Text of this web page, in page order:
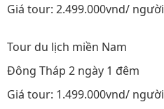
Giá tour: 2.499.000vnd/ người
Tour du lịch miền Nam
Đông Tháp 2 ngày 1 đêm
Giá tour: 1.499.000vnd/ người